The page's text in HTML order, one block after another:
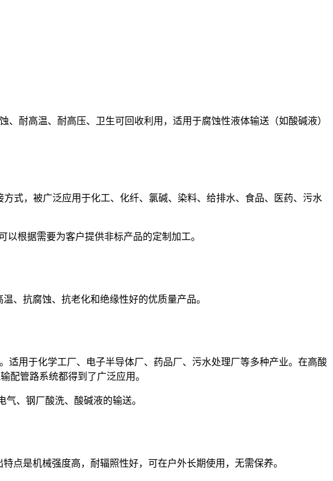
、耐高温、耐高压、卫生可回收利用，适用于腐蚀性液体输送（如酸碱液）
式，被广泛应用于化工、化纤、氯碱、染料、给排水、食品、医药、污水
根据需要为客户提供非标产品的定制加工。
、抗腐蚀、抗老化和绝缘性好的优质量产品。
用于化学工厂、电子半导体厂、药品厂、污水处理厂等多种产业。在高酸
配管路系统都得到了广泛应用。
、钢厂酸洗、酸碱液的输送。
点是机械强度高，耐辐照性好，可在户外长期使用，无需保养。